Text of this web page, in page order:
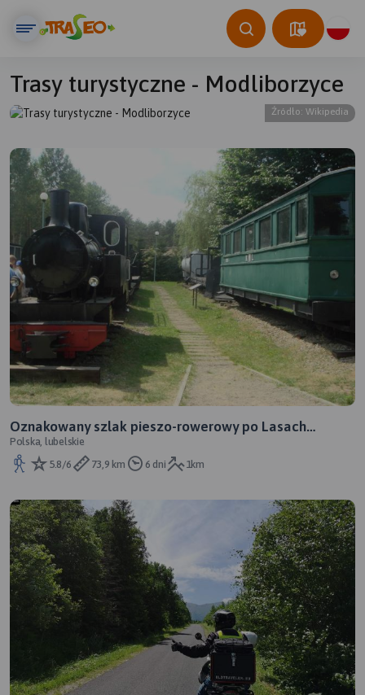
Trasy turystyczne - Modliborzyce
Źródło: Wikipedia
© Traseo Map © OpenMapTiles © OpenStreetMap contributors
Oznakowany szlak pieszo-rowerowy po Lasach
Janowskich
Polska, lubelskie
5.8/6
73,9 km 6 dni 1km